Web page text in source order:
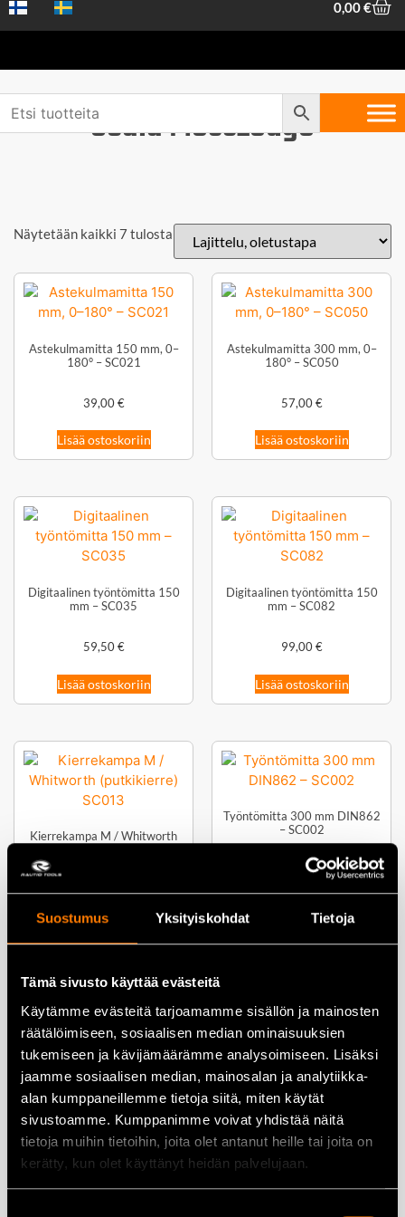
Suostumus Yksityiskohdat Tietoja
Tämä sivusto käyttää evästeitä
Käytämme evästeitä tarjoamamme sisällön ja mainosten
räätälöimiseen, sosiaalisen median ominaisuuksien
tukemiseen ja kävijämäärämme analysoimiseen. Lisäksi
jaamme sosiaalisen median, mainosalan ja analytiikka-
alan kumppaneillemme tietoja siitä, miten käytät
sivustoamme. Kumppanimme voivat yhdistää näitä
tietoja muihin tietoihin, joita olet antanut heille tai joita on
kerätty, kun olet käyttänyt heidän palvelujaan.
0,00€
Scala Messzeuge
Näytetään kaikki 7 tulosta
Astekulmamitta 150 mm, 0–
180° – SC021
39,00€
Lisää ostoskoriin
Astekulmamitta 300 mm, 0–
180° – SC050
57,00€
Lisää ostoskoriin
Digitaalinen työntömitta 150
mm – SC035
59,50€
Lisää ostoskoriin
Digitaalinen työntömitta 150
mm – SC082
99,00€
Lisää ostoskoriin
Kierrekampa M / Whitworth
9,00€
Lisää ostoskoriin
Työntömitta 300 mm DIN862
– SC002
199,00€
Lisää ostoskoriin
Viivain teräs 500 mm – SC023
19,90€